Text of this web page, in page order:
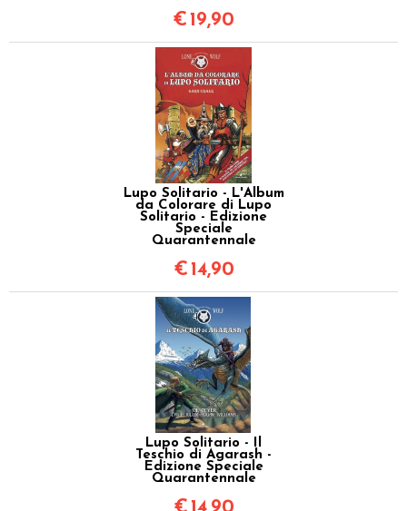
€ 19,90
Lupo Solitario - L'Album
da Colorare di Lupo
Solitario - Edizione
Speciale
Quarantennale
€ 14,90
Lupo Solitario - Il
Teschio di Agarash -
Edizione Speciale
Quarantennale